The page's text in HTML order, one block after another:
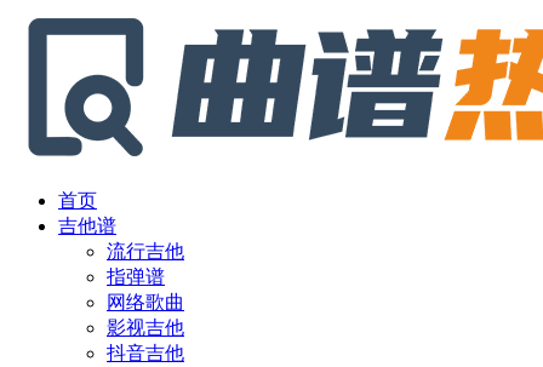
首页
吉他谱
流行吉他
指弹谱
网络歌曲
影视吉他
抖音吉他